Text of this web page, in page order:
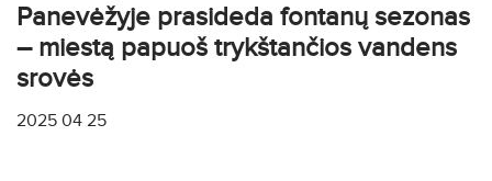
Panevėžyje prasideda fontanų sezonas
– miestą papuoš trykštančios vandens
srovės
2025 04 25